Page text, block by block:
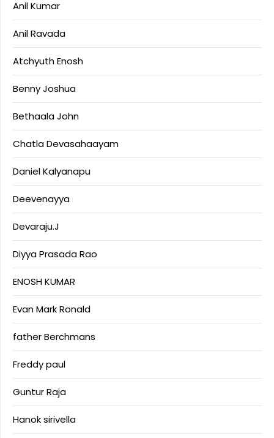
Anil Kumar
Anil Ravada
Atchyuth Enosh
Benny Joshua
Bethaala John
Chatla Devasahaayam
Daniel Kalyanapu
Deevenayya
Devaraju.J
Diyya Prasada Rao
ENOSH KUMAR
Evan Mark Ronald
father Berchmans
Freddy paul
Guntur Raja
Hanok sirivella